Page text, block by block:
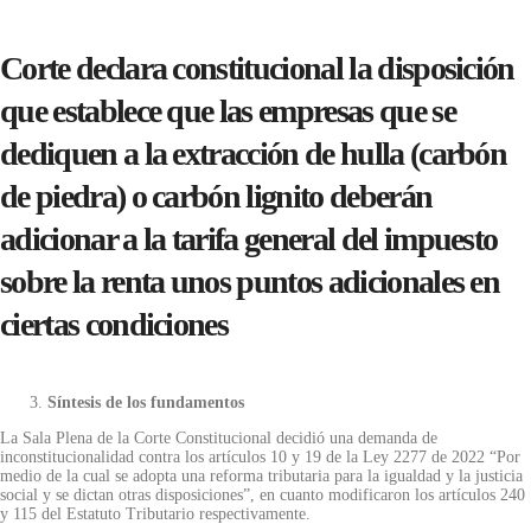
Corte declara constitucional la disposición
que establece que las empresas que se
dediquen a la extracción de hulla (carbón
de piedra) o carbón lignito deberán
adicionar a la tarifa general del impuesto
sobre la renta unos puntos adicionales en
ciertas condiciones
Síntesis de los fundamentos
La Sala Plena de la Corte Constitucional decidió una demanda de
inconstitucionalidad contra los artículos 10 y 19 de la Ley 2277 de 2022 “Por
medio de la cual se adopta una reforma tributaria para la igualdad y la justicia
social y se dictan otras disposiciones”, en cuanto modificaron los artículos 240
y 115 del Estatuto Tributario respectivamente.